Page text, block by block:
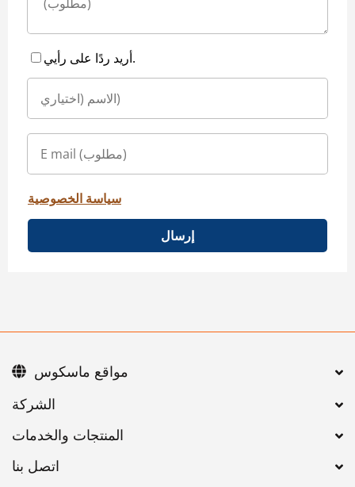
أريد ردًا على رأيي.
سياسة الخصوصية
إرسال
اتصل بنا
مواقع ماسكوس